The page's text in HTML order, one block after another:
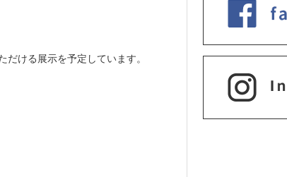
ける展示を予定しています。